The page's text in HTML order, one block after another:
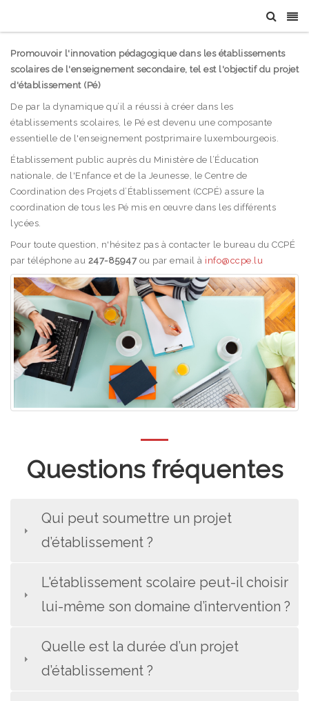
Promouvoir l'innovation pédagogique dans les établissements
scolaires de l'enseignement secondaire, tel est l'objectif du projet
d'établissement (Pé)
De par la dynamique qu’il a réussi à créer dans les
établissements scolaires, le Pé est devenu une composante
essentielle de l'enseignement postprimaire luxembourgeois.
Établissement public auprès du Ministère de l’Éducation
nationale, de l'Enfance et de la Jeunesse, le Centre de
Coordination des Projets d’Établissement (CCPÉ) assure la
coordination de tous les Pé mis en œuvre dans les différents
lycées.
Pour toute question, n'hésitez pas à contacter le bureau du CCPÉ
par téléphone au 247-85947ou par email à info@ccpe.lu
Questions fréquentes
Qui peut soumettre un projet
d’établissement ?
L'établissement scolaire peut-il choisir
lui-même son domaine d’intervention ?
Quelle est la durée d’un projet
d’établissement ?